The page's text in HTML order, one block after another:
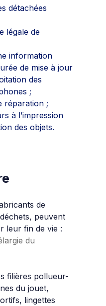
détachées
légale de
information
de mise à jour
des
;
réparation ;
à l’impression
des objets.
de
peuvent
leur fin de vie :
du
filières pollueur-
du jouet,
lingettes